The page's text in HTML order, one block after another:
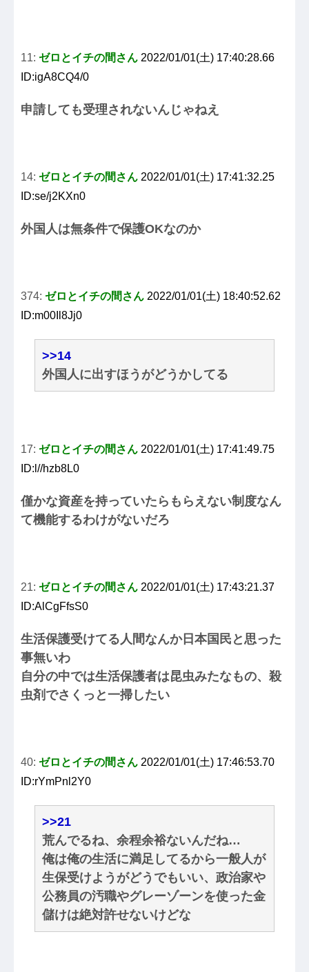
11: ゼロとイチの間さん 2022/01/01(土) 17:40:28.66
ID:igA8CQ4/0
申請しても受理されないんじゃねえ
14: ゼロとイチの間さん 2022/01/01(土) 17:41:32.25
ID:se/j2KXn0
外国人は無条件で保護OKなのか
374: ゼロとイチの間さん 2022/01/01(土) 18:40:52.62
ID:m00Il8Jj0
>>14
外国人に出すほうがどうかしてる
17: ゼロとイチの間さん 2022/01/01(土) 17:41:49.75
ID:l//hzb8L0
僅かな資産を持っていたらもらえない制度なん
て機能するわけがないだろ
21: ゼロとイチの間さん 2022/01/01(土) 17:43:21.37
ID:AlCgFfsS0
生活保護受けてる人間なんか日本国民と思った
事無いわ
自分の中では生活保護者は昆虫みたなもの、殺
虫剤でさくっと一掃したい
40: ゼロとイチの間さん 2022/01/01(土) 17:46:53.70
ID:rYmPnl2Y0
>>21
荒んでるね、余程余裕ないんだね…
俺は俺の生活に満足してるから一般人が
生保受けようがどうでもいい、政治家や
公務員の汚職やグレーゾーンを使った金
儲けは絶対許せないけどな